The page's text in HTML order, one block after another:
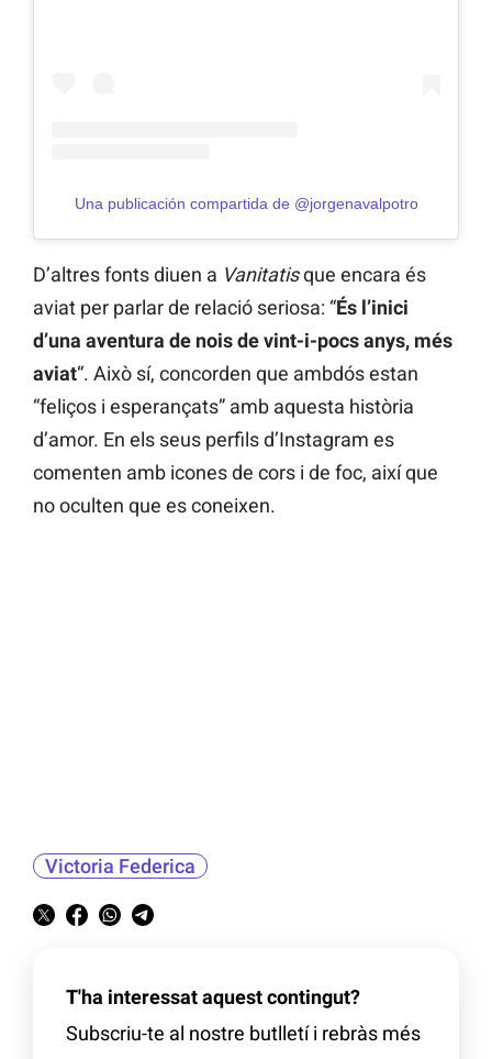
Una publicación compartida de @jorgenavalpotro
D’altres fonts diuen a Vanitatisque encara és
aviat per parlar de relació seriosa: “És l’inici
d’una aventura de nois de vint-i-pocs anys, més
aviat“. Això sí, concorden que ambdós estan
“feliços i esperançats” amb aquesta història
d’amor. En els seus perfils d’Instagram es
comenten amb icones de cors i de foc, així que
no oculten que es coneixen.
Victoria Federica
T'ha interessat aquest contingut?
Subscriu-te al nostre butlletí i rebràs més